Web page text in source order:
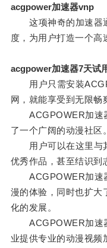
acgpower加速器vnp
这项神奇的加速器
度，为用户打造一个高
acgpower加速器7天试
用户只需安装
网，就能享受到无限畅
ACGPOWER加速
了一个广阔的动漫社区。
用户可以在这里与
优秀作品，甚至结识到
ACGPOWER加速器
漫的体验，同时也扩大
化的发展。
ACGPOWER加速器
业提供专业的动漫视频